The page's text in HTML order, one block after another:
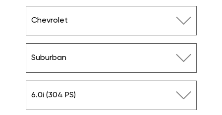
Chevrolet
Suburban
6.0i (304 PS)